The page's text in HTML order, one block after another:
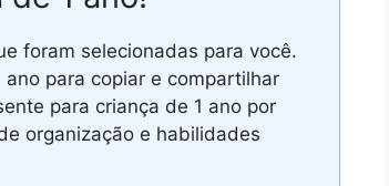
foram selecionadas para você.
para copiar e compartilhar
para criança de 1 ano por
organização e habilidades